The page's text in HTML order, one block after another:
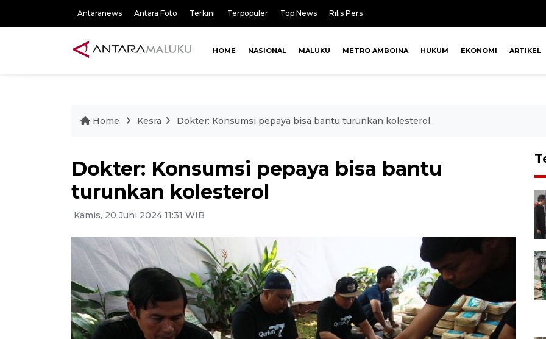
Antaranews Antara Foto Terkini Terpopuler Top News Rilis Pers
HOME NASIONAL MALUKU METRO AMBOINA HUKUM EKONOMI ARTIKEL
Home Kesra Dokter: Konsumsi pepaya bisa bantu turunkan kolesterol
Dokter: Konsumsi pepaya bisa bantu
turunkan kolesterol
Kamis, 20 Juni 2024 11:31 WIB